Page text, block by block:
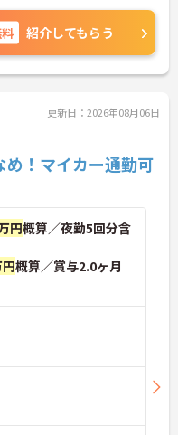
すので、ラ
ていくこと
が可能なた
紹介してもらう
更新日：2026年08月06日
め！マイカー通勤可
円概算／夜勤5回分含
概算／賞与2.0ヶ月